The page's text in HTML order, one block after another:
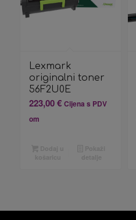
Lexmark
originalni toner
56F2U0E
223,00€ Cijena s PDV
om